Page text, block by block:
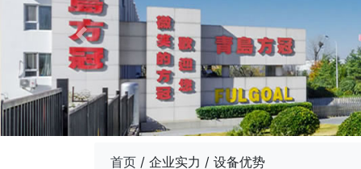
首页 / 企业实力 / 设备优势